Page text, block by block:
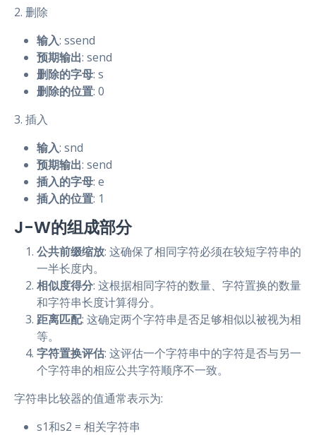
2. 删除
输入: ssend
预期输出: send
删除的字母: s
删除的位置: 0
3. 插入
输入: snd
预期输出: send
插入的字母: e
插入的位置: 1
J-W的组成部分
公共前缀缩放: 这确保了相同字符必须在较短字符串的
一半长度内。
相似度得分: 这根据相同字符的数量、字符置换的数量
和字符串长度计算得分。
距离匹配: 这确定两个字符串是否足够相似以被视为相
等。
字符置换评估: 这评估一个字符串中的字符是否与另一
个字符串的相应公共字符顺序不一致。
字符串比较器的值通常表示为:
s1和s2 = 相关字符串